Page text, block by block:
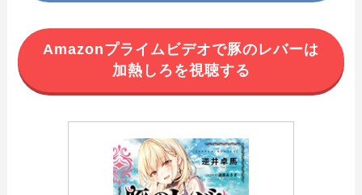
Amazonプライムビデオで豚のレバーは
加熱しろを視聴する